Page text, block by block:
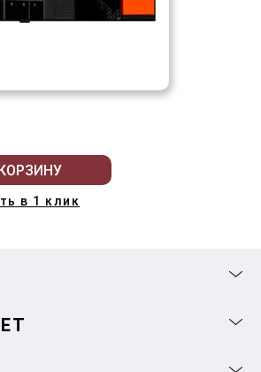
в 1 клик